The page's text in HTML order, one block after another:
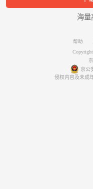
海量
帮助
京公
侵权内容及未成